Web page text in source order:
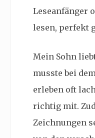
Leseanfänger
lesen, perfekt
Mein Sohn
musste bei
erleben oft
richtig mit.
Zeichnungen